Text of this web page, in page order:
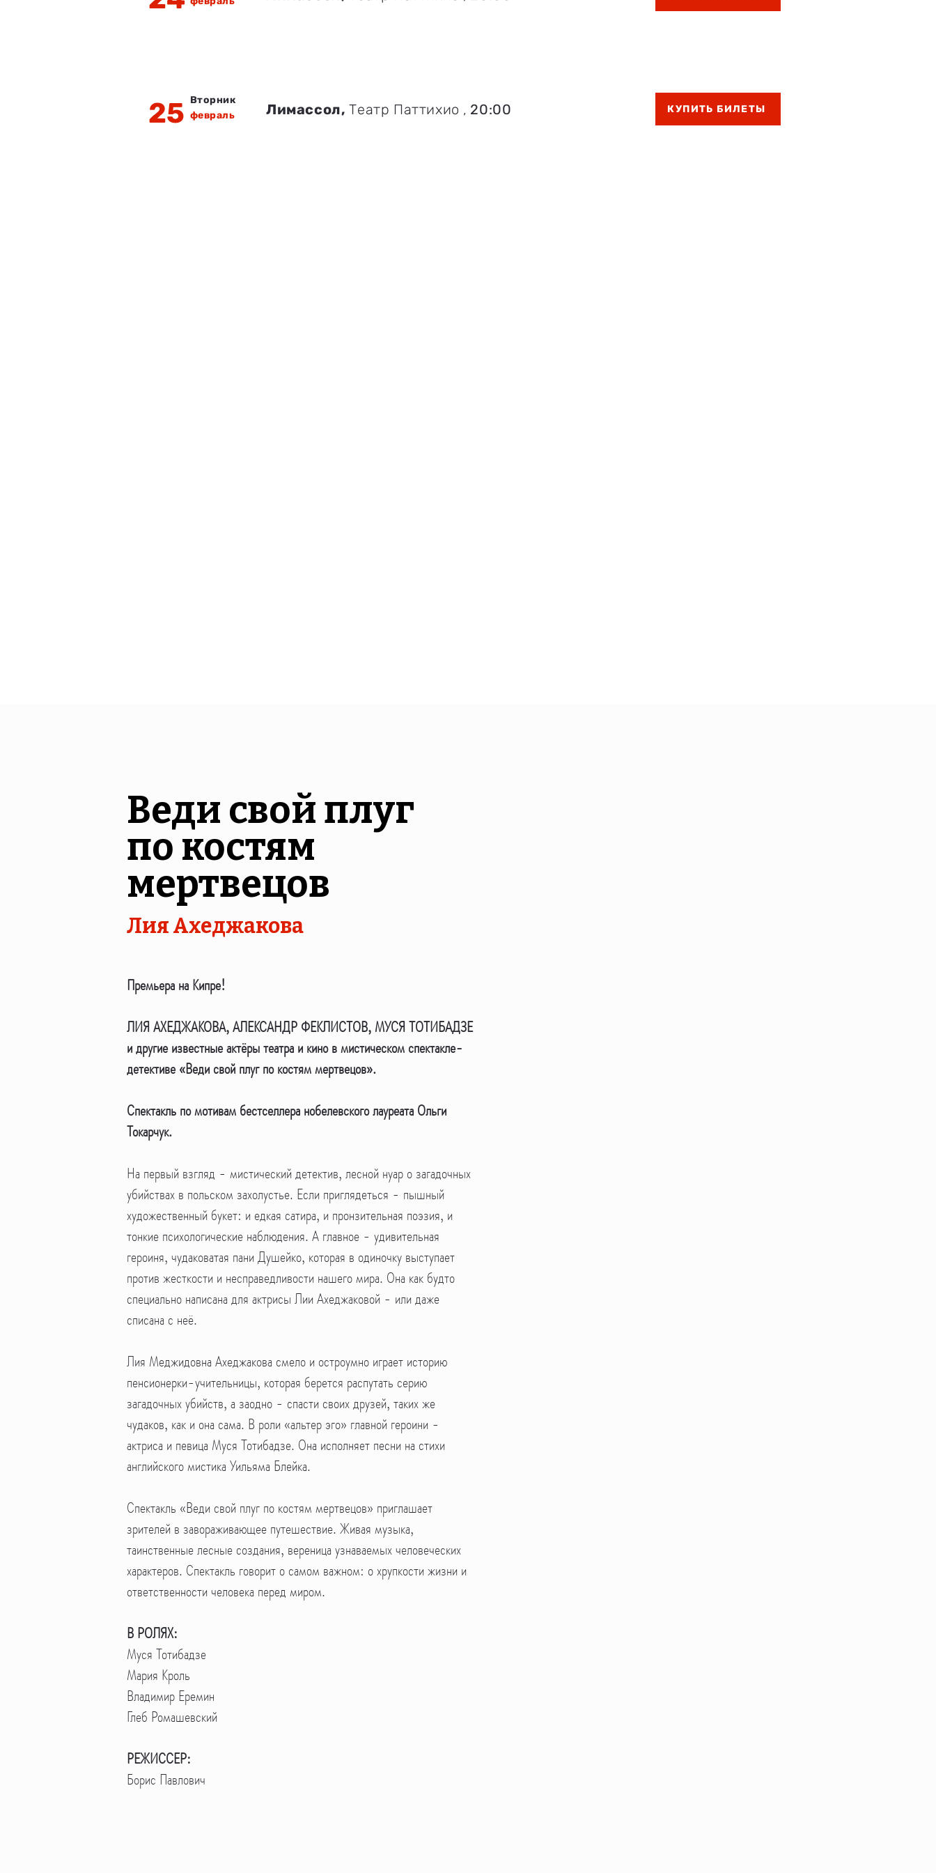
25 Вторник
февраль
Лимассол, Театр Паттихио , 20:00 КУПИТЬ БИЛЕТЫ
Веди свой плуг
по костям
мертвецов
Лия Ахеджакова
Премьера на Кипре!
ЛИЯ АХЕДЖАКОВА, АЛЕКСАНДР ФЕКЛИСТОВ, МУСЯ ТОТИБАДЗЕ
и другие известные актёры театра и кино в мистическом спектакле-
детективе«Веди свой плуг по костям мертвецов».
Спектакль по мотивам бестселлера нобелевского лауреата Ольги
Токарчук.
На первый взгляд - мистический детектив, лесной нуар о загадочных
убийствах в польском захолустье. Если приглядеться - пышный
художественный букет: и едкая сатира, и пронзительная поэзия, и
тонкие психологические наблюдения. А главное - удивительная
героиня, чудаковатая пани Душейко, которая в одиночку выступает
против жесткости и несправедливости нашего мира. Она как будто
специально написана для актрисы Лии Ахеджаковой - или даже
списана с неё.
Лия Меджидовна Ахеджакова смело и остроумно играет историю
пенсионерки-учительницы, которая берется распутать серию
загадочных убийств, а заодно - спасти своих друзей, таких же
чудаков, как и она сама. В роли «альтер эго» главной героини -
актриса и певица Муся Тотибадзе. Она исполняет песни на стихи
английского мистика Уильяма Блейка.
Спектакль «Веди свой плуг по костям мертвецов» приглашает
зрителей в завораживающее путешествие. Живая музыка,
таинственные лесные создания, вереница узнаваемых человеческих
характеров. Спектакль говорит о самом важном: о хрупкости жизни и
ответственности человека перед миром.
В РОЛЯХ:
Муся Тотибадзе
Мария Кроль
Владимир Еремин
Глеб Ромашевский
РЕЖИССЕР:
Борис Павлович